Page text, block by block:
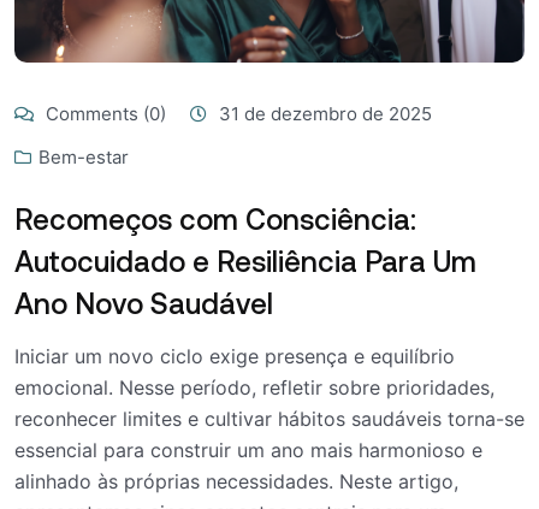
Comments (0)
31 de dezembro de 2025
Bem-estar
Recomeços com Consciência:
Autocuidado e Resiliência Para Um
Ano Novo Saudável
Iniciar um novo ciclo exige presença e equilíbrio
emocional. Nesse período, refletir sobre prioridades,
reconhecer limites e cultivar hábitos saudáveis torna-se
essencial para construir um ano mais harmonioso e
alinhado às próprias necessidades. Neste artigo,